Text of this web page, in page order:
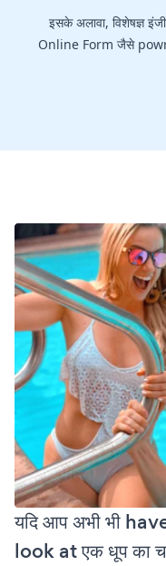
इसके अलावा, विशेषज्ञ
Online Form जैसे powr
यदि आप अभी भी
look at एक धूप का